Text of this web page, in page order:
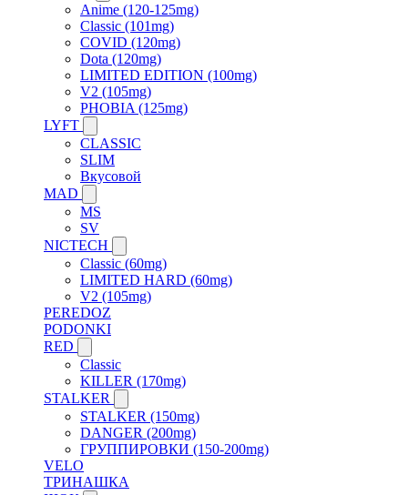
Anime (120-125mg)
Classic (101mg)
COVID (120mg)
Dota (120mg)
LIMITED EDITION (100mg)
V2 (105mg)
PHOBIA (125mg)
LYFT
CLASSIC
SLIM
Вкусовой
MAD
MS
SV
NICTECH
Classic (60mg)
LIMITED HARD (60mg)
V2 (105mg)
PEREDOZ
PODONKI
RED
Classic
KILLER (170mg)
STALKER
STALKER (150mg)
DANGER (200mg)
ГРУППИРОВКИ (150-200mg)
VELO
ТРИНАШКА